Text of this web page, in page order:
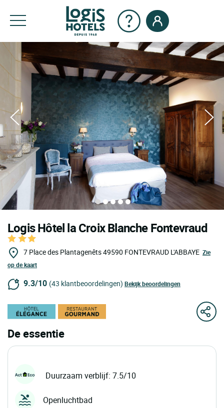
Logis Hôtel la Croix Blanche Fontevraud
7 Place des Plantagenêts49590 FONTEVRAUD L'ABBAYE Zie
op de kaart
9.3/10 (43 klantbeoordelingen) Bekijk beoordelingen
De essentie
Duurzaam verblijf: 7.5/10
Openluchtbad